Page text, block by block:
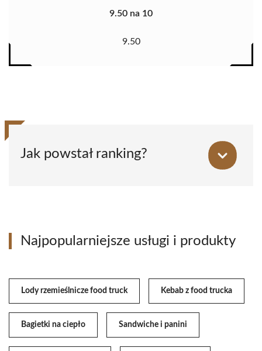
9.50 na 10
9.50
Jak powstał ranking?
Najpopularniejsze usługi i produkty
Lody rzemieślnicze food truck Kebab z food trucka
Bagietki na ciepło Sandwiche i panini